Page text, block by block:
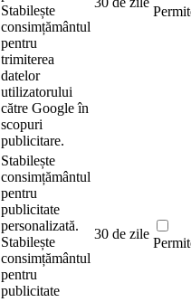
Stabilește
consimțământul
pentru
trimiterea
datelor
utilizatorului
către Google în
scopuri
publicitare.
Stabilește
consimțământul
pentru
publicitate
personalizată.
Stabilește
consimțământul
pentru
publicitate
30 de zile